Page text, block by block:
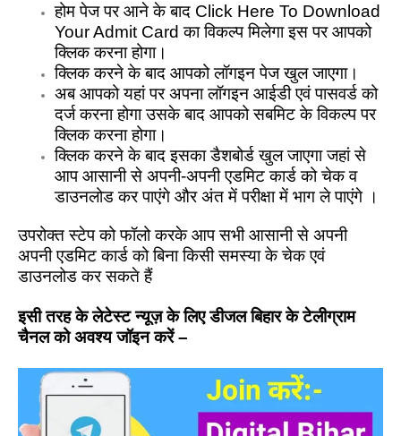
होम पेज पर आने के बाद Click Here To Download
Your Admit Card का विकल्प मिलेगा इस पर आपको
क्लिक करना होगा।
क्लिक करने के बाद आपको लॉगइन पेज खुल जाएगा।
अब आपको यहां पर अपना लॉगइन आईडी एवं पासवर्ड को
दर्ज करना होगा उसके बाद आपको सबमिट के विकल्प पर
क्लिक करना होगा।
क्लिक करने के बाद इसका डैशबोर्ड खुल जाएगा जहां से
आप आसानी से अपनी-अपनी एडमिट कार्ड को चेक व
डाउनलोड कर पाएंगे और अंत में परीक्षा में भाग ले पाएंगे ।
उपरोक्त स्टेप को फॉलो करके आप सभी आसानी से अपनी
अपनी एडमिट कार्ड को बिना किसी समस्या के चेक एवं
डाउनलोड कर सकते हैं
इसी तरह के लेटेस्ट न्यूज़ के लिए डीजल बिहार के टेलीग्राम
चैनल को अवश्य जॉइन करें –